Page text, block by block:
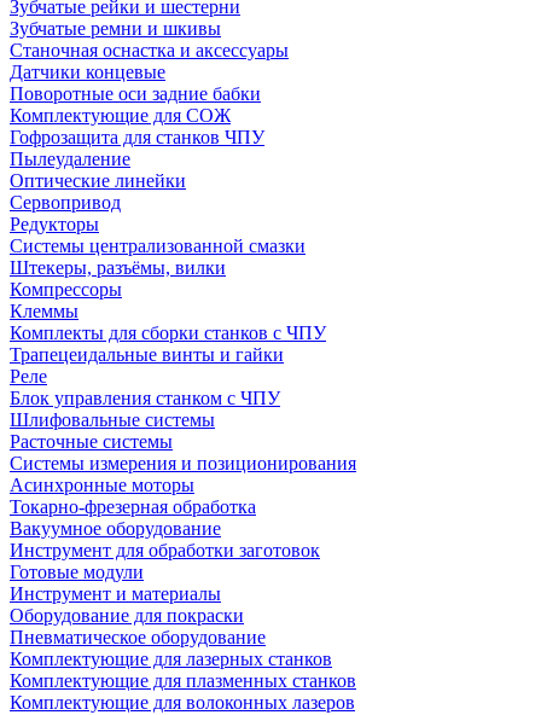
Зубчатые рейки и шестерни
Зубчатые ремни и шкивы
Станочная оснастка и аксессуары
Датчики концевые
Поворотные оси задние бабки
Комплектующие для СОЖ
Гофрозащита для станков ЧПУ
Пылеудаление
Оптические линейки
Сервопривод
Редукторы
Системы централизованной смазки
Штекеры, разъёмы, вилки
Компрессоры
Клеммы
Комплекты для сборки станков с ЧПУ
Трапецеидальные винты и гайки
Реле
Блок управления станком с ЧПУ
Шлифовальные системы
Расточные системы
Системы измерения и позиционирования
Асинхронные моторы
Токарно-фрезерная обработка
Вакуумное оборудование
Инструмент для обработки заготовок
Готовые модули
Инструмент и материалы
Оборудование для покраски
Пневматическое оборудование
Комплектующие для лазерных станков
Комплектующие для плазменных станков
Комплектующие для волоконных лазеров